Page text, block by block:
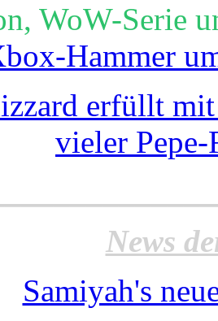
WoW-Serie
Hammer
erfüllt mit
vieler Pepe-
News
Samiyah's